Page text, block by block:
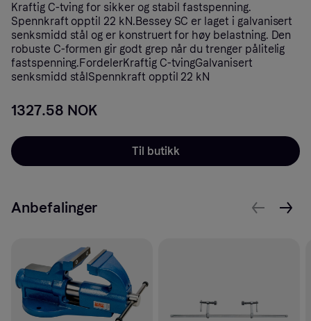
Kraftig C-tving for sikker og stabil fastspenning.
Spennkraft opptil 22 kN.Bessey SC er laget i galvanisert
senksmidd stål og er konstruert for høy belastning. Den
robuste C-formen gir godt grep når du trenger pålitelig
fastspenning.FordelerKraftig C-tvingGalvanisert
senksmidd stålSpennkraft opptil 22 kN
1327.58 NOK
Til butikk
Anbefalinger